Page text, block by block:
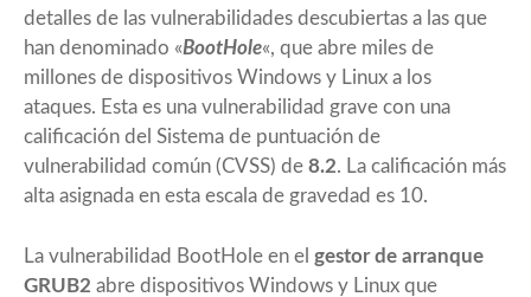
detalles de las vulnerabilidades descubiertas a las que
han denominado «BootHole«, que abre miles de
millones de dispositivos Windows y Linux a los
ataques. Esta es una vulnerabilidad grave con una
calificación del Sistema de puntuación de
vulnerabilidad común (CVSS) de 8.2. La calificación más
alta asignada en esta escala de gravedad es 10.
La vulnerabilidad BootHole en el gestor de arranque
GRUB2 abre dispositivos Windows y Linux que